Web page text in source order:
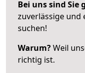
Bei uns sind Sie
zuverlässige
suchen!
Warum?Weil
richtig ist.